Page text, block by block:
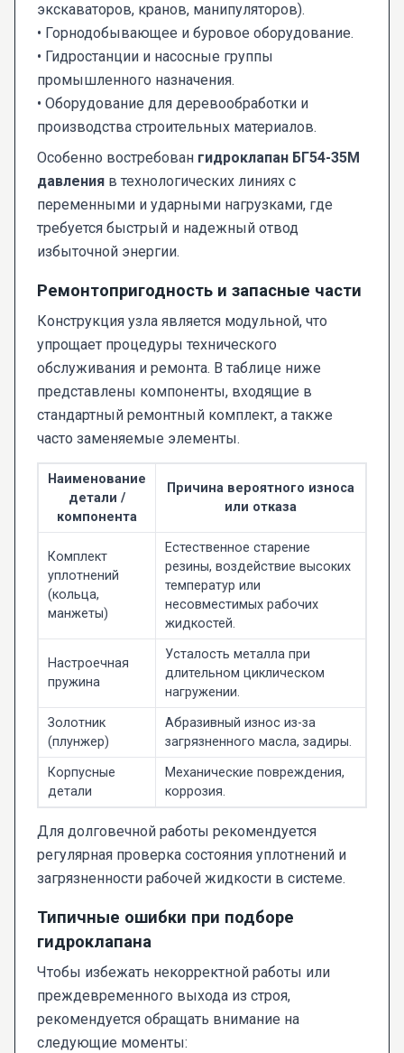
экскаваторов, кранов, манипуляторов).
• Горнодобывающее и буровое оборудование.
• Гидростанции и насосные группы
промышленного назначения.
• Оборудование для деревообработки и
производства строительных материалов.
Особенно востребован гидроклапан БГ54-35М
давления в технологических линиях с
переменными и ударными нагрузками, где
требуется быстрый и надежный отвод
избыточной энергии.
Ремонтопригодность и запасные части
Конструкция узла является модульной, что
упрощает процедуры технического
обслуживания и ремонта. В таблице ниже
представлены компоненты, входящие в
стандартный ремонтный комплект, а также
часто заменяемые элементы.
Наименование
детали /
компонента
Причина вероятного износа
или отказа
Комплект
уплотнений
(кольца,
манжеты)
Естественное старение
резины, воздействие высоких
температур или
несовместимых рабочих
жидкостей.
Настроечная
пружина
Усталость металла при
длительном циклическом
нагружении.
Золотник
(плунжер)
Абразивный износ из-за
загрязненного масла, задиры.
Корпусные
детали
Механические повреждения,
коррозия.
Для долговечной работы рекомендуется
регулярная проверка состояния уплотнений и
загрязненности рабочей жидкости в системе.
Типичные ошибки при подборе
гидроклапана
Чтобы избежать некорректной работы или
преждевременного выхода из строя,
рекомендуется обращать внимание на
следующие моменты: